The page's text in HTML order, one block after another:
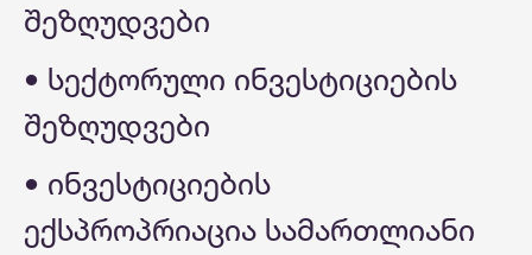
შეზღუდვები
• სექტორული ინვესტიციების
შეზღუდვები
• ინვესტიციების
ექსპროპრიაცია სამართლიანი